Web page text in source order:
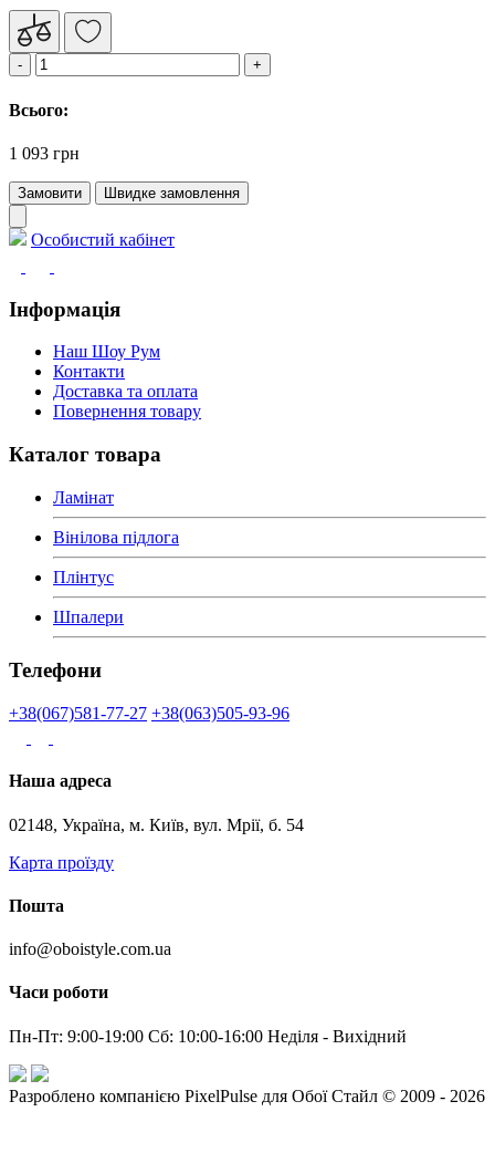
Всього:
1 093 грн
Замовити Швидке замовлення
Особистий кабінет
Інформація
Наш Шоу Рум
Контакти
Доставка та оплата
Повернення товару
Каталог товара
Ламінат
Вінілова підлога
Плінтус
Шпалери
Телефони
+38(067)581-77-27 +38(063)505-93-96
Наша адреса
02148, Україна, м. Київ, вул. Мрії, б. 54
Карта проїзду
Пошта
info@oboistyle.com.ua
Часи роботи
Пн-Пт: 9:00-19:00 Сб: 10:00-16:00 Неділя - Вихідний
Разроблено компанією PixelPulse для Обої Стайл © 2009 - 2026